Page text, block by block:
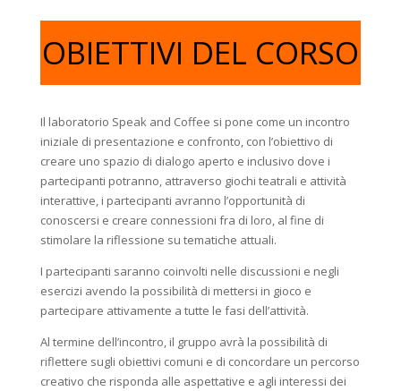
OBIETTIVI DEL CORSO
Il laboratorio Speak and Coffee si pone come un incontro
iniziale di presentazione e confronto, con l’obiettivo di
creare uno spazio di dialogo aperto e inclusivo dove i
partecipanti potranno, attraverso giochi teatrali e attività
interattive, i partecipanti avranno l’opportunità di
conoscersi e creare connessioni fra di loro, al fine di
stimolare la riflessione su tematiche attuali.
I partecipanti saranno coinvolti nelle discussioni e negli
esercizi avendo la possibilità di mettersi in gioco e
partecipare attivamente a tutte le fasi dell’attività.
Al termine dell’incontro, il gruppo avrà la possibilità di
riflettere sugli obiettivi comuni e di concordare un percorso
creativo che risponda alle aspettative e agli interessi dei